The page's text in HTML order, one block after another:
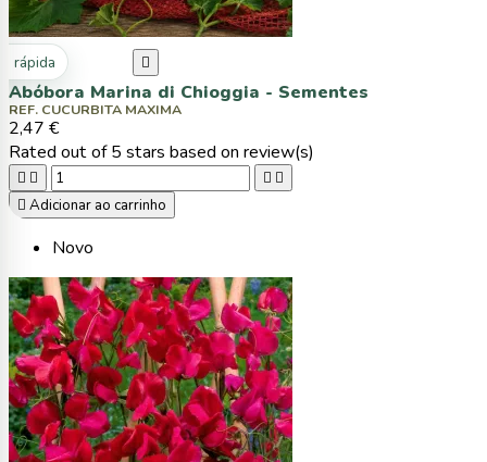
rápida 
Abóbora Marina di Chioggia - Sementes
REF. CUCURBITA MAXIMA
2,47 €
Rated out of 5 stars based on review(s)
   
 Adicionar ao carrinho
Novo